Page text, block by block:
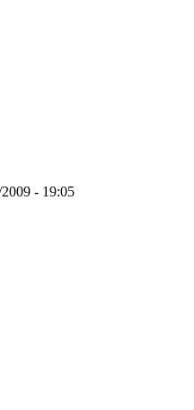
- 19:05